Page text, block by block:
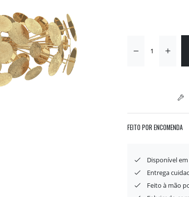
FEITO POR ENCOMENDA
Disponível
Entrega
Feito à mão